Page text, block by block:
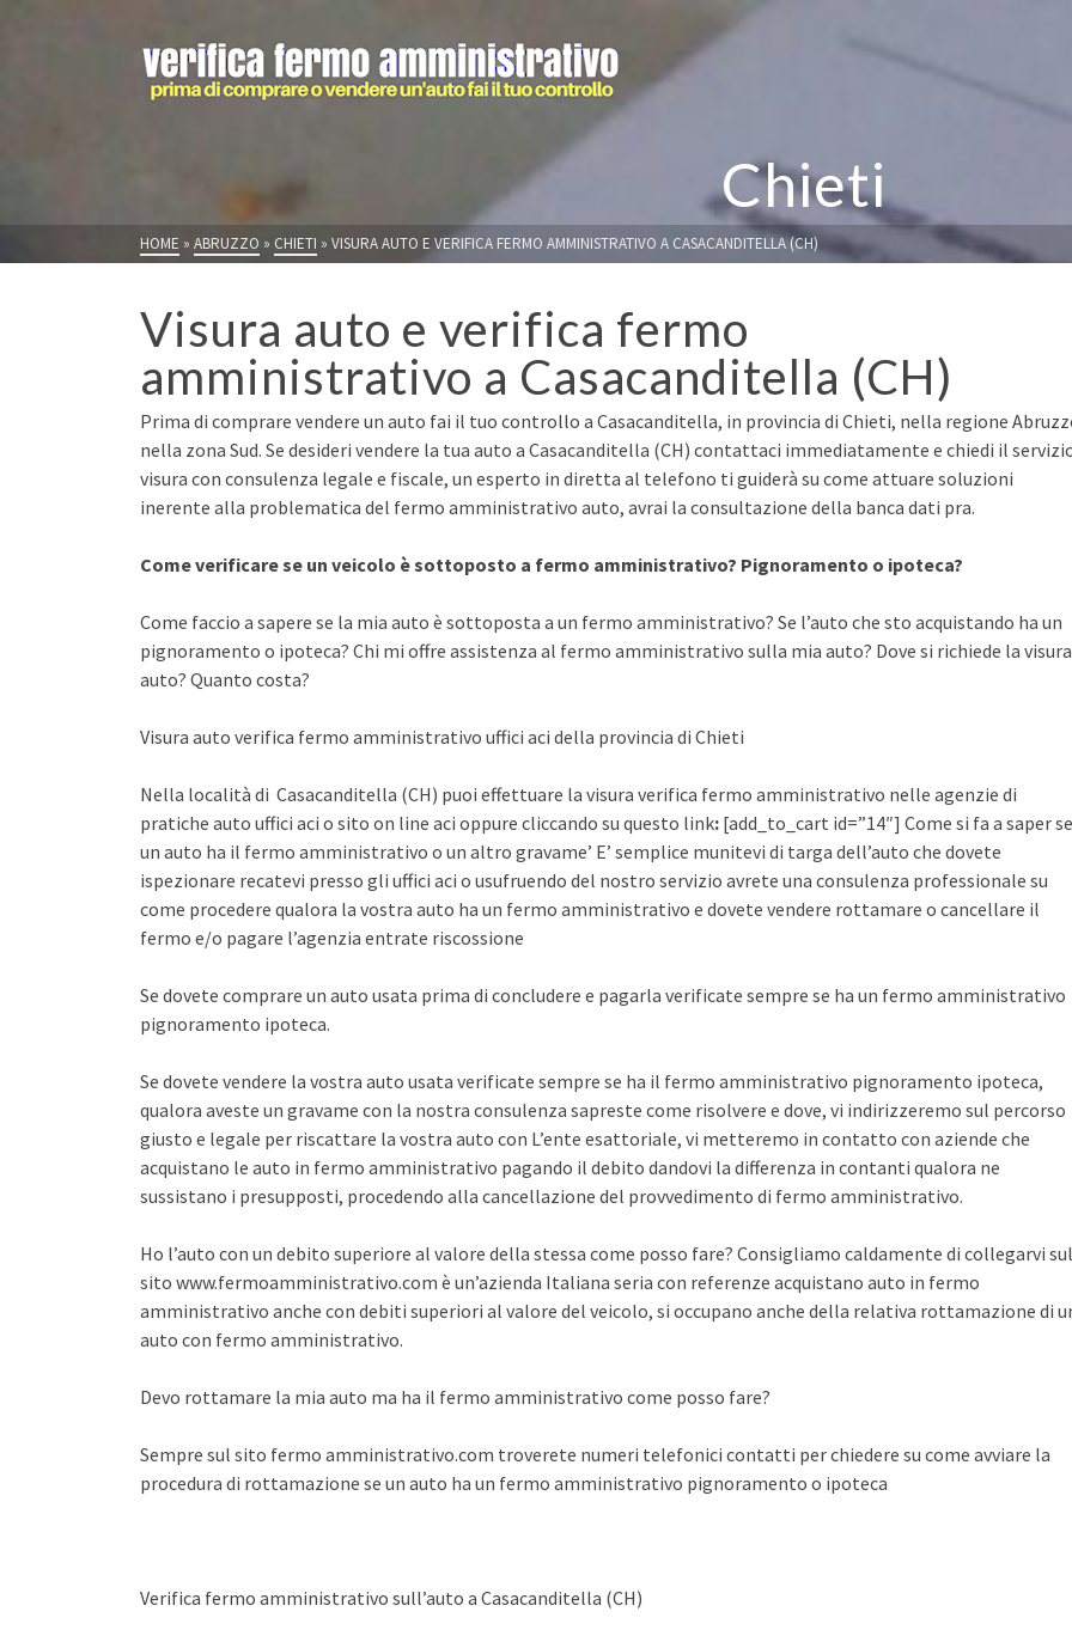
Chieti
HOME » ABRUZZO » CHIETI » VISURA AUTO E VERIFICA FERMO AMMINISTRATIVO A CASACANDITELLA (CH)
Visura auto e verifica fermo
amministrativo a Casacanditella (CH)
Prima di comprare vendere un auto fai il tuo controllo a Casacanditella, in provincia di Chieti, nella regione
nella zona Sud. Se desideri vendere la tua auto a Casacanditella (CH) contattaci immediatamente e chiedi il
visura con consulenza legale e fiscale, un esperto in diretta al telefono ti guiderà su come attuare soluzioni
inerente alla problematica del fermo amministrativo auto, avrai la consultazione della banca dati pra.
Come verificare se un veicolo è sottoposto a fermo amministrativo? Pignoramento o ipoteca?
Come faccio a sapere se la mia auto è sottoposta a un fermo amministrativo? Se l’auto che sto acquistando ha un
pignoramento o ipoteca? Chi mi offre assistenza al fermo amministrativo sulla mia auto? Dove si richiede la visura
auto? Quanto costa?
Visura auto verifica fermo amministrativo uffici aci della provincia di Chieti
Nella località di Casacanditella (CH) puoi effettuare la visura verifica fermo amministrativo nelle agenzie di
pratiche auto uffici aci o sito on line aci oppure cliccando su questo link: [add_to_cart id=”14″] Come si fa a saper se
un auto ha il fermo amministrativo o un altro gravame’ E’ semplice munitevi di targa dell’auto che dovete
ispezionare recatevi presso gli uffici aci o usufruendo del nostro servizio avrete una consulenza professionale su
come procedere qualora la vostra auto ha un fermo amministrativo e dovete vendere rottamare o cancellare il
fermo e/o pagare l’agenzia entrate riscossione
Se dovete comprare un auto usata prima di concludere e pagarla verificate sempre se ha un fermo amministrativo
pignoramento ipoteca.
Se dovete vendere la vostra auto usata verificate sempre se ha il fermo amministrativo pignoramento ipoteca,
qualora aveste un gravame con la nostra consulenza sapreste come risolvere e dove, vi indirizzeremo sul percorso
giusto e legale per riscattare la vostra auto con L’ente esattoriale, vi metteremo in contatto con aziende che
acquistano le auto in fermo amministrativo pagando il debito dandovi la differenza in contanti qualora ne
sussistano i presupposti, procedendo alla cancellazione del provvedimento di fermo amministrativo.
Ho l’auto con un debito superiore al valore della stessa come posso fare? Consigliamo caldamente di collegarvi sul
sito www.fermoamministrativo.com è un’azienda Italiana seria con referenze acquistano auto in fermo
amministrativo anche con debiti superiori al valore del veicolo, si occupano anche della relativa rottamazione di
auto con fermo amministrativo.
Devo rottamare la mia auto ma ha il fermo amministrativo come posso fare?
Sempre sul sito fermo amministrativo.com troverete numeri telefonici contatti per chiedere su come avviare la
procedura di rottamazione se un auto ha un fermo amministrativo pignoramento o ipoteca
Verifica fermo amministrativo sull’auto a Casacanditella (CH)